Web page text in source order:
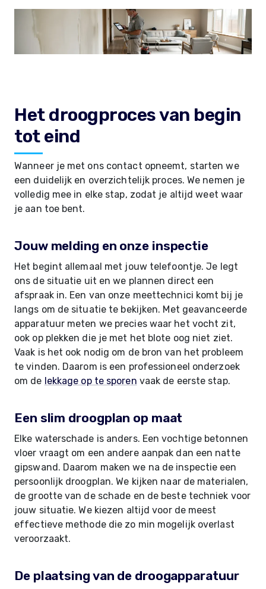
Het droogproces van begin
tot eind
Wanneer je met ons contact opneemt, starten we
een duidelijk en overzichtelijk proces. We nemen je
volledig mee in elke stap, zodat je altijd weet waar
je aan toe bent.
Jouw melding en onze inspectie
Het begint allemaal met jouw telefoontje. Je legt
ons de situatie uit en we plannen direct een
afspraak in. Een van onze meettechnici komt bij je
langs om de situatie te bekijken. Met geavanceerde
apparatuur meten we precies waar het vocht zit,
ook op plekken die je met het blote oog niet ziet.
Vaak is het ook nodig om de bron van het probleem
te vinden. Daarom is een professioneel onderzoek
om de lekkage op te sporen vaak de eerste stap.
Een slim droogplan op maat
Elke waterschade is anders. Een vochtige betonnen
vloer vraagt om een andere aanpak dan een natte
gipswand. Daarom maken we na de inspectie een
persoonlijk droogplan. We kijken naar de materialen,
de grootte van de schade en de beste techniek voor
jouw situatie. We kiezen altijd voor de meest
effectieve methode die zo min mogelijk overlast
veroorzaakt.
De plaatsing van de droogapparatuur